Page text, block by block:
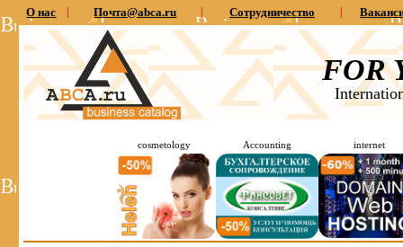
О нас Почта@abca.ru Сотрудничество
FOR
cosmetology Accounting internet